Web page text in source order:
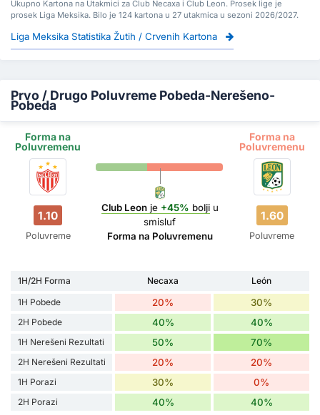
Ukupno Kartona na Utakmici za Club Necaxa i Club Leon. Prosek lige je
prosek Liga Meksika. Bilo je 124 kartona u 27 utakmica u sezoni 2026/2027.
Liga Meksika Statistika Žutih / Crvenih Kartona
Prvo / Drugo Poluvreme Pobeda-Nerešeno-
Pobeda
Forma na
Poluvremenu
Forma na
Poluvremenu
1.10
Poluvreme
Club Leonje +45% boljiu
smisluf
Forma na Poluvremenu
1.60
Poluvreme
1H/2H Forma Necaxa
León
1H Pobede
20% 30%
2H Pobede 40% 40%
1H Nerešeni Rezultati 50% 70%
2H Nerešeni Rezultati 20% 20%
1H Porazi 30% 0%
2H Porazi 40% 40%